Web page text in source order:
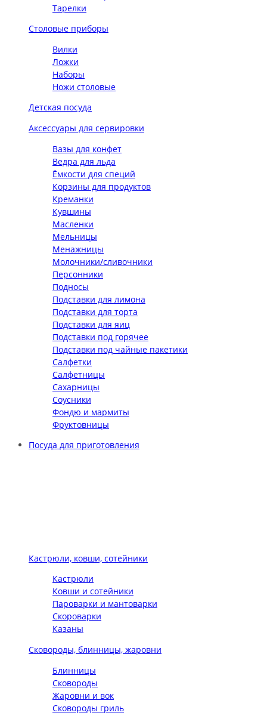
Тарелки
Столовые приборы
Вилки
Ложки
Наборы
Ножи столовые
Детская посуда
Аксессуары для сервировки
Вазы для конфет
Ведра для льда
Ёмкости для специй
Корзины для продуктов
Креманки
Кувшины
Масленки
Мельницы
Менажницы
Молочники/сливочники
Персонники
Подносы
Подставки для лимона
Подставки для торта
Подставки для яиц
Подставки под горячее
Подставки под чайные пакетики
Салфетки
Салфетницы
Сахарницы
Соусники
Фондю и мармиты
Фруктовницы
Посуда для приготовления
Кастрюли, ковши, сотейники
Кастрюли
Ковши и сотейники
Пароварки и мантоварки
Скороварки
Казаны
Сковороды, блинницы, жаровни
Блинницы
Сковороды
Жаровни и вок
Сковороды гриль